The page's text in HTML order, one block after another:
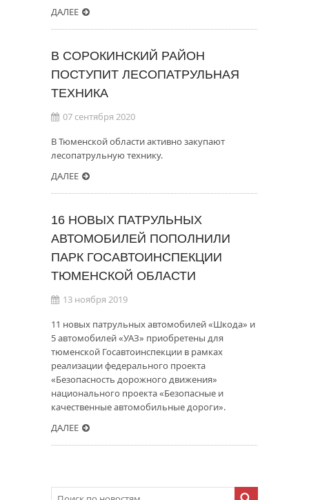
ДАЛЕЕ
В СОРОКИНСКИЙ РАЙОН
ПОСТУПИТ ЛЕСОПАТРУЛЬНАЯ
ТЕХНИКА
07 сентября 2020
В Тюменской области активно закупают
лесопатрульную технику.
ДАЛЕЕ
16 НОВЫХ ПАТРУЛЬНЫХ
АВТОМОБИЛЕЙ ПОПОЛНИЛИ
ПАРК ГОСАВТОИНСПЕКЦИИ
ТЮМЕНСКОЙ ОБЛАСТИ
13 ноября 2019
11 новых патрульных автомобилей «Шкода» и
5 автомобилей «УАЗ» приобретены для
тюменской Госавтоинспекции в рамках
реализации федерального проекта
«Безопасность дорожного движения»
национального проекта «Безопасные и
качественные автомобильные дороги».
ДАЛЕЕ